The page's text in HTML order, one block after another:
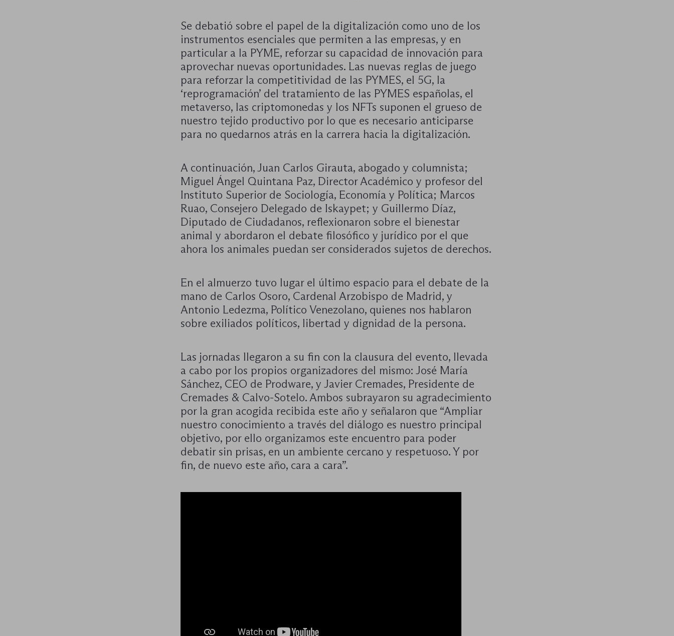
Se debatió sobre el papel de la digitalización como uno de los
instrumentos esenciales que permiten a las empresas, y en
particular a la PYME, reforzar su capacidad de innovación para
aprovechar nuevas oportunidades. Las nuevas reglas de juego
para reforzar la competitividad de las PYMES, el 5G, la
‘reprogramación’ del tratamiento de las PYMES españolas, el
metaverso, las criptomonedas y los NFTs suponen el grueso de
nuestro tejido productivo por lo que es necesario anticiparse
para no quedarnos atrás en la carrera hacia la digitalización.
A continuación, Juan Carlos Girauta, abogado y columnista;
Miguel Ángel Quintana Paz, Director Académico y profesor del
Instituto Superior de Sociología, Economía y Política; Marcos
Ruao, Consejero Delegado de Iskaypet; y Guillermo Díaz,
Diputado de Ciudadanos, reflexionaron sobre el bienestar
animal y abordaron el debate filosófico y jurídico por el que
ahora los animales puedan ser considerados sujetos de derechos.
En el almuerzo tuvo lugar el último espacio para el debate de la
mano de Carlos Osoro, Cardenal Arzobispo de Madrid, y
Antonio Ledezma, Político Venezolano, quienes nos hablaron
sobre exiliados políticos, libertad y dignidad de la persona.
Las jornadas llegaron a su fin con la clausura del evento, llevada
a cabo por los propios organizadores del mismo: José María
Sánchez, CEO de Prodware, y Javier Cremades, Presidente de
Cremades & Calvo-Sotelo. Ambos subrayaron su agradecimiento
por la gran acogida recibida este año y señalaron que “Ampliar
nuestro conocimiento a través del diálogo es nuestro principal
objetivo, por ello organizamos este encuentro para poder
debatir sin prisas, en un ambiente cercano y respetuoso. Y por
fin, de nuevo este año, cara a cara”.